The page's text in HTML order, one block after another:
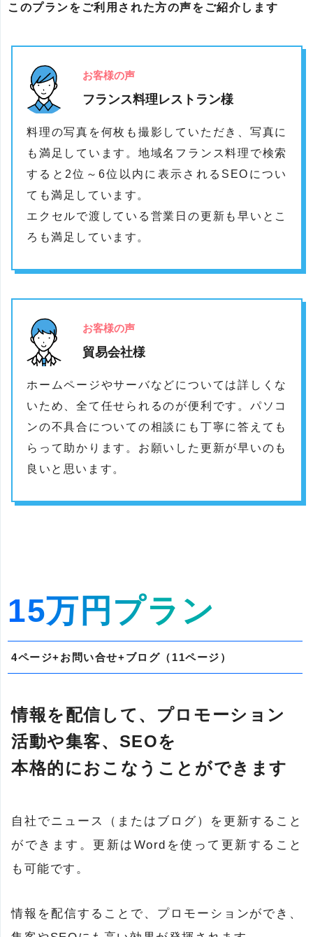
このプランをご利用された方の声をご紹介します
お客様の声
フランス料理レストラン様
料理の写真を何枚も撮影していただき、写真に
も満足しています。地域名フランス料理で検索
すると2位～6位以内に表示されるSEOについ
ても満足しています。
エクセルで渡している営業日の更新も早いとこ
ろも満足しています。
お客様の声
貿易会社様
ホームページやサーバなどについては詳しくな
いため、全て任せられるのが便利です。パソコ
ンの不具合についての相談にも丁寧に答えても
らって助かります。お願いした更新が早いのも
良いと思います。
15万円プラン
4ページ+お問い合せ+ブログ（11ページ）
情報を配信して、プロモーション
活動や集客、SEOを
本格的におこなうことができます
自社でニュース（またはブログ）を更新すること
ができます。更新はWordを使って更新すること
も可能です。
情報を配信することで、プロモーションができ、